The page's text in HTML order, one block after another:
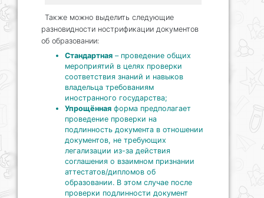
Также можно выделить следующие
разновидности нострификации документов
об образовании:
Стандартная – проведение общих
мероприятий в целях проверки
соответствия знаний и навыков
владельца требованиям
иностранного государства;
Упрощённая форма предполагает
проведение проверки на
подлинность документа в отношении
документов, не требующих
легализации из-за действия
соглашения о взаимном признании
аттестатов/дипломов об
образовании. В этом случае после
проверки подлинности документ